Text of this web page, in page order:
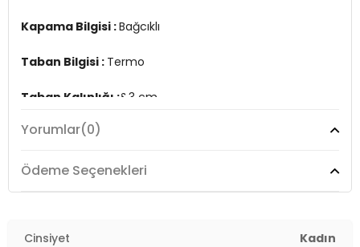
Kapama Bilgisi :Bağcıklı
Taban Bilgisi : Termo
Taban Kalınlığı :&3 cm
Üretim Yeri :Türkiye
Yorumlar(0)
Ödeme Seçenekleri
Cinsiyet Kadın